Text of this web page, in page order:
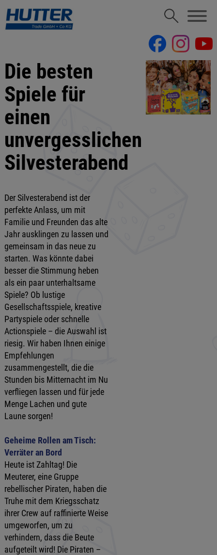
Die besten
Spiele für
einen
unvergesslichen
Silvesterabend
Der Silvesterabend ist der
perfekte Anlass, um mit
Familie und Freunden das alte
Jahr ausklingen zu lassen und
gemeinsam in das neue zu
starten. Was könnte dabei
besser die Stimmung heben
als ein paar unterhaltsame
Spiele? Ob lustige
Gesellschaftsspiele, kreative
Partyspiele oder schnelle
Actionspiele – die Auswahl ist
riesig. Wir haben Ihnen einige
Empfehlungen
zusammengestellt, die die
Stunden bis Mitternacht im Nu
verfliegen lassen und für jede
Menge Lachen und gute
Laune sorgen!
Geheime Rollen am Tisch:
Verräter an Bord
Heute ist Zahltag! Die
Meuterer, eine Gruppe
rebellischer Piraten, haben die
Truhe mit dem Kriegsschatz
ihrer Crew auf raffinierte Weise
umgeworfen, um zu
verhindern, dass die Beute
aufgeteilt wird! Die Piraten –